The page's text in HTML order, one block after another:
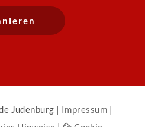
Judenburg | Impressum